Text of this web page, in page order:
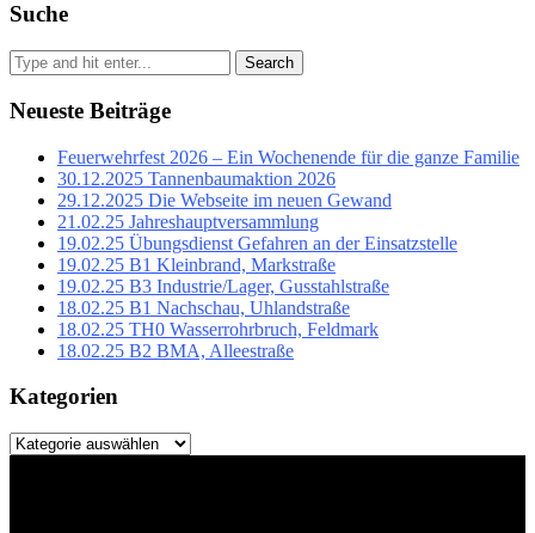
Suche
Search
Neueste Beiträge
Feuerwehrfest 2026 – Ein Wochenende für die ganze Familie
30.12.2025 Tannenbaumaktion 2026
29.12.2025 Die Webseite im neuen Gewand
21.02.25 Jahreshauptversammlung
19.02.25 Übungsdienst Gefahren an der Einsatzstelle
19.02.25 B1 Kleinbrand, Markstraße
19.02.25 B3 Industrie/Lager, Gusstahlstraße
18.02.25 B1 Nachschau, Uhlandstraße
18.02.25 TH0 Wasserrohrbruch, Feldmark
18.02.25 B2 BMA, Alleestraße
Kategorien
Kategorien